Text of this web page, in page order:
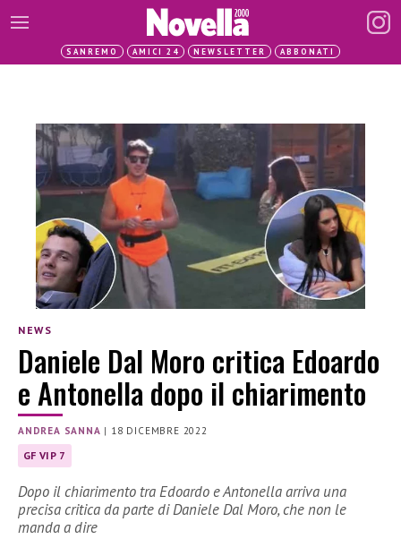
SANREMO AMICI 24 NEWSLETTER ABBONATI
NEWS
Daniele Dal Moro critica Edoardo
e Antonella dopo il chiarimento
ANDREA SANNA | 18 DICEMBRE 2022
GF VIP 7
Dopo il chiarimento tra Edoardo e Antonella arriva una
precisa critica da parte di Daniele Dal Moro, che non le
manda a dire